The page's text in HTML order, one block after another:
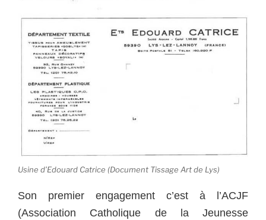
Usine d’Edouard Catrice (Document Tissage Art de Lys)
Son premier engagement c’est à l’ACJF
(Association Catholique de la Jeunesse